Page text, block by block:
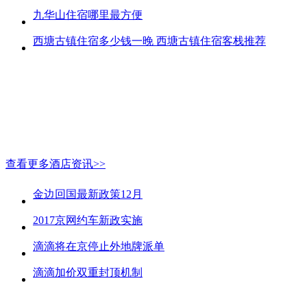
九华山住宿哪里最方便
西塘古镇住宿多少钱一晚 西塘古镇住宿客栈推荐
查看更多酒店资讯>>
金边回国最新政策12月
2017京网约车新政实施
滴滴将在京停止外地牌派单
滴滴加价双重封顶机制